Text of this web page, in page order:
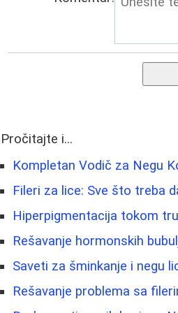
Pročitajte i...
Kompletan Vodič za Negu
Fileri za lice: Sve što treba
Hiperpigmentacija tokom
Rešavanje hormonskih
Saveti za šminkanje i negu
Rešavanje problema sa